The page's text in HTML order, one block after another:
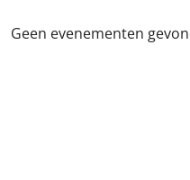
Geen evenementen